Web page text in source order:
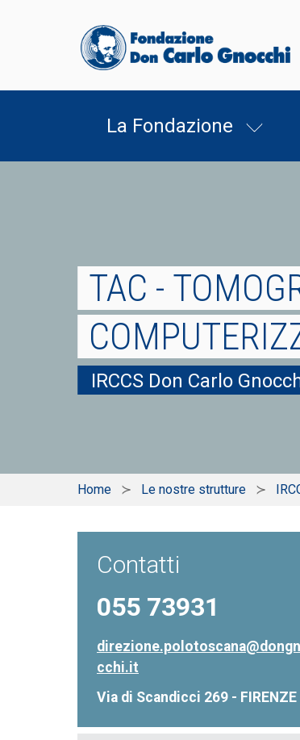
La Fondazione
TAC -
IRCCS Don Carlo
Home Le nostre strutture
Contatti
055 73931
cchi.it
Via di Scandicci 269 - FIRENZE